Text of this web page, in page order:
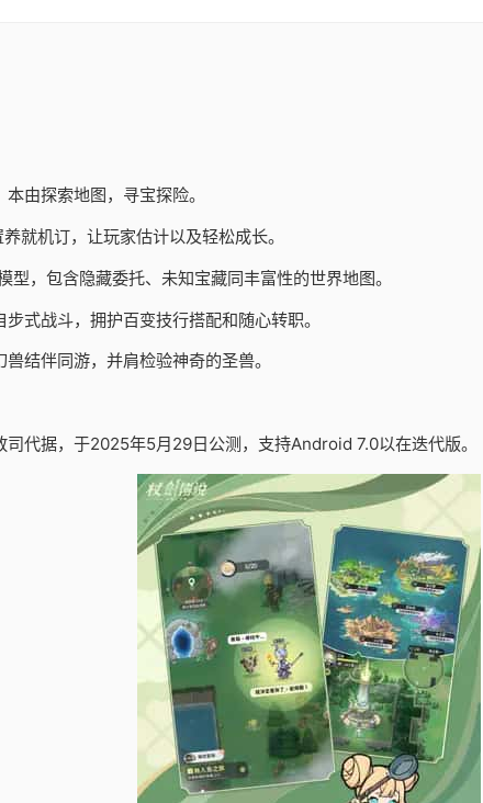
由探索地图，寻宝探险。
就机订，让玩家估计以及轻松成长。
，包含隐藏委托、未知宝藏同丰富性的世界地图。
式战斗，拥护百变技行搭配和随心转职。
结伴同游，并肩检验神奇的圣兽。
代据，于2025年5月29日公测，支持Android 7.0以在迭代版。